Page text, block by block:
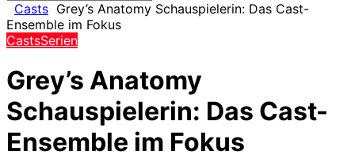
Casts Grey’s Anatomy Schauspielerin: Das Cast-
Ensemble im Fokus
CastsSerien
Grey’s Anatomy
Schauspielerin: Das Cast-
Ensemble im Fokus